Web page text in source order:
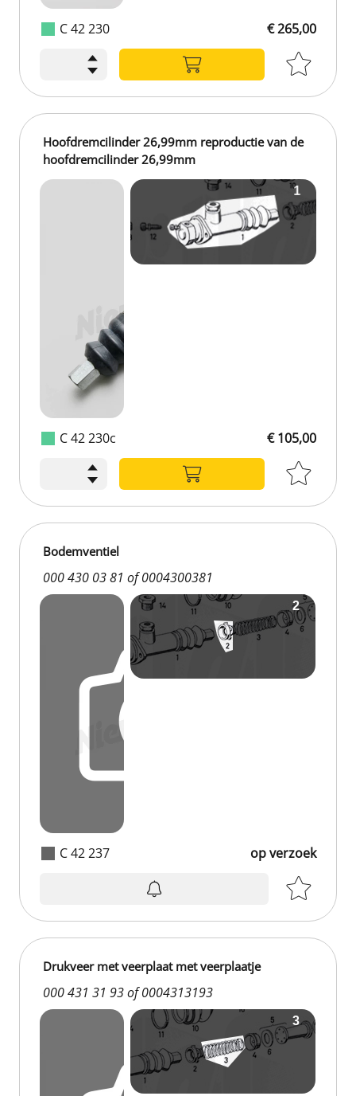
C 42 230 € 265,00
C 42 230c
Hoofdremcilinder 26,99mm reproductie van de
hoofdremcilinder 26,99mm
€ 105,00
C 42 237
Bodemventiel
000 430 03 81 of 0004300381
op verzoek
Drukveer met veerplaat met veerplaatje
000 431 31 93 of 0004313193